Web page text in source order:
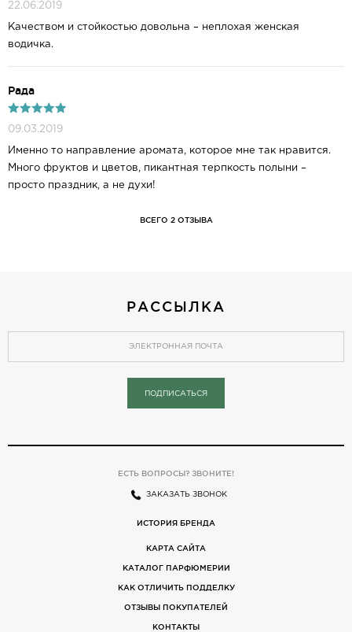
22.06.2019
Качеством и стойкостью довольна – неплохая женская
водичка.
Рада
09.03.2019
Именно то направление аромата, которое мне так нравится.
Много фруктов и цветов, пикантная терпкость полыни –
просто праздник, а не духи!
ВСЕГО 2 ОТЗЫВА
РАССЫЛКА
ПОДПИСАТЬСЯ
ЕСТЬ ВОПРОСЫ? ЗВОНИТЕ!
ЗАКАЗАТЬ ЗВОНОК
ИСТОРИЯ БРЕНДА
КАРТА САЙТА
КАТАЛОГ ПАРФЮМЕРИИ
КАК ОТЛИЧИТЬ ПОДДЕЛКУ
ОТЗЫВЫ ПОКУПАТЕЛЕЙ
КОНТАКТЫ